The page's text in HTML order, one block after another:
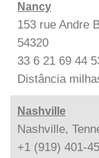
Nancy
153 rue Andre
54320
33 6 21 69 44
Distância
Nashville
Nashville,
+1 (919) 401-